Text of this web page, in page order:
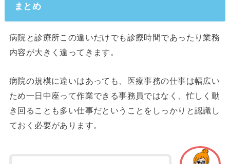
まとめ
病院と診療所この違いだけでも診療時間であったり業務
内容が大きく違ってきます。
病院の規模に違いはあっても、医療事務の仕事は幅広い
ため一日中座って作業できる事務員ではなく、忙しく動
き回ることも多い仕事だということをしっかりと認識し
ておく必要があります。